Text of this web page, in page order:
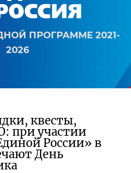
ПРОГРАММЕ 2021-
2026
квесты,
при участии
России» в
День